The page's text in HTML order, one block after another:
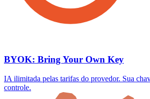
BYOK: Bring Your Own Key
IA ilimitada pelas tarifas do provedor. Sua
controle.